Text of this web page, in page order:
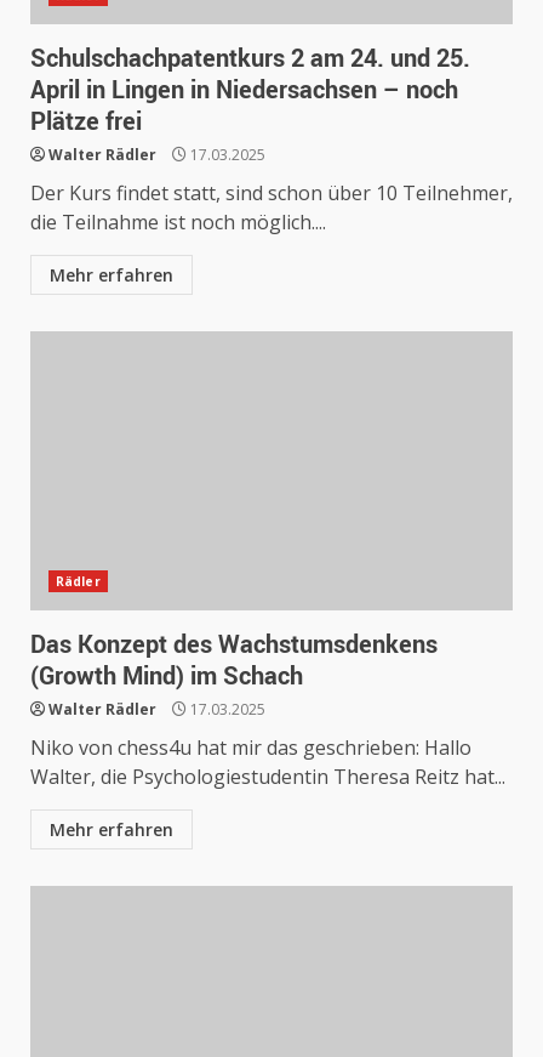
Schulschachpatentkurs 2 am 24. und 25.
April in Lingen in Niedersachsen – noch
Plätze frei
Walter Rädler 17.03.2025
Der Kurs findet statt, sind schon über 10 Teilnehmer,
die Teilnahme ist noch möglich....
Mehr erfahren
Rädler
Das Konzept des Wachstumsdenkens
(Growth Mind) im Schach
Walter Rädler 17.03.2025
Niko von chess4u hat mir das geschrieben: Hallo
Walter, die Psychologiestudentin Theresa Reitz hat...
Mehr erfahren